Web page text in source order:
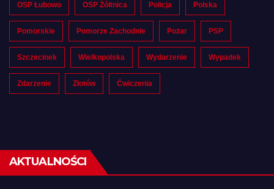
OSP Łubowo OSP Żółtnica Policja Polska
Pomorskie Pomorze Zachodnie Pożar PSP
Szczecinek Wielkopolska Wydarzenie Wypadek
Zdarzenie Złotów Ćwiczenia
AKTUALNOŚCI